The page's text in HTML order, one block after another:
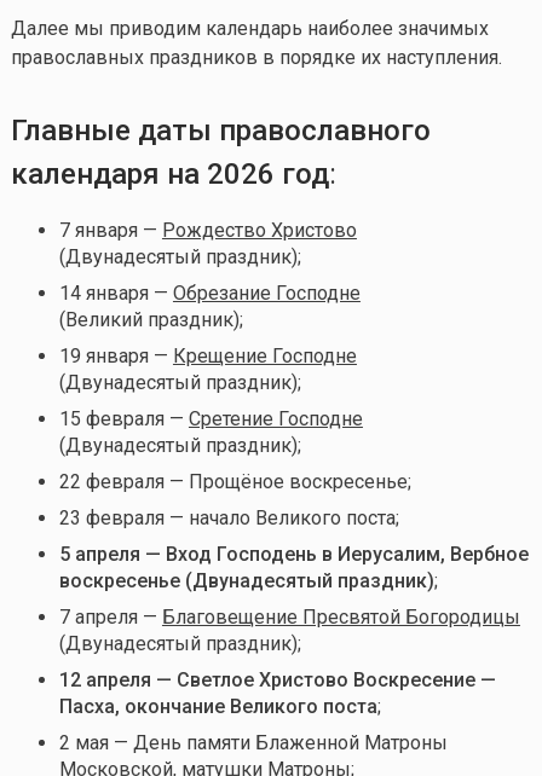
Далее мы приводим календарь наиболее значимых
православных праздников в порядке их наступления.
Главные даты православного
календаря на 2026 год:
7 января — Рождество Христово
(Двунадесятый праздник);
14 января — Обрезание Господне
(Великий праздник);
19 января — Крещение Господне
(Двунадесятый праздник);
15 февраля — Сретение Господне
(Двунадесятый праздник);
22 февраля — Прощёное воскресенье;
23 февраля — начало Великого поста;
5 апреля — Вход Господень в Иерусалим, Вербное
воскресенье (Двунадесятый праздник);
7 апреля — Благовещение Пресвятой Богородицы
(Двунадесятый праздник);
12 апреля — Светлое Христово Воскресение —
Пасха, окончание Великого поста;
2 мая — День памяти Блаженной Матроны
Московской, матушки Матроны;